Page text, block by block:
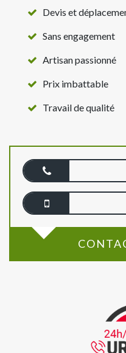
Devis et
Sans engagement
Artisan passionné
Prix imbattable
Travail de qualité